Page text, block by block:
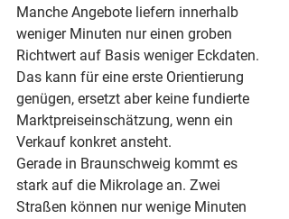
Manche Angebote liefern innerhalb
weniger Minuten nur einen groben
Richtwert auf Basis weniger Eckdaten.
Das kann für eine erste Orientierung
genügen, ersetzt aber keine fundierte
Marktpreiseinschätzung, wenn ein
Verkauf konkret ansteht.
Gerade in Braunschweig kommt es
stark auf die Mikrolage an. Zwei
Straßen können nur wenige Minuten